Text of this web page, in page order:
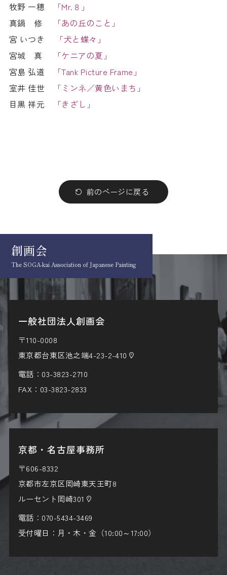
牧野 一穗
「Mr.８」
真鍋 修
「あの丘のこと」
宮 いつき
「犬と蝶々」
宮城 真
「ケニアの夏」
宮島 弘道
「Tank Picture Frame」
室井 佳世
「ミンネ／黄色いまち」
目黒 祥元
「きざし」
前のページに戻る
創画会
The SOGA-kai Association of Japanese Painting
一般社団法人創画会
〒110-0008
東京都台東区池之端4-23-2-410
電話： 03-3823-2710
FAX：03-3823-2833
京都・名古屋事務所
〒606-8332
京都市左京区岡崎東天王町8
ルーセント岡崎301
電話： 070-5434-3469
受付曜日：月・木・金（10:00～17:00）